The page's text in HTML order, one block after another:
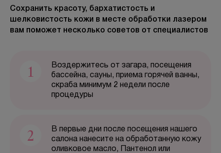
БЕСПЛАТНАЯ КОНСУЛЬТАЦИЯ
Сохранить красоту, бархатистость и
шелковистость кожи в месте обработки лазером
вам поможет несколько советов от специалистов
1
Воздержитесь от загара, посещения
бассейна, сауны, приема горячей ванны,
скраба минимум 2 недели после
процедуры
2
В первые дни после посещения нашего
салона нанесите на обработанную кожу
оливковое масло, Пантенол или